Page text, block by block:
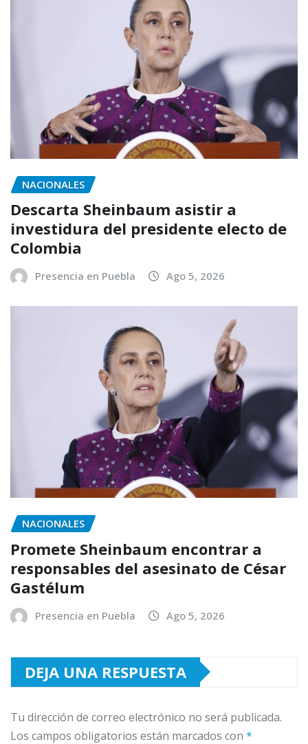
NACIONALES
Descarta Sheinbaum asistir a
investidura del presidente electo de
Colombia
Presencia en Puebla Ago 5, 2026
NACIONALES
Promete Sheinbaum encontrar a
responsables del asesinato de César
Gastélum
Presencia en Puebla Ago 5, 2026
DEJA UNA RESPUESTA
Tu dirección de correo electrónico no será publicada.
Los campos obligatorios están marcados con *